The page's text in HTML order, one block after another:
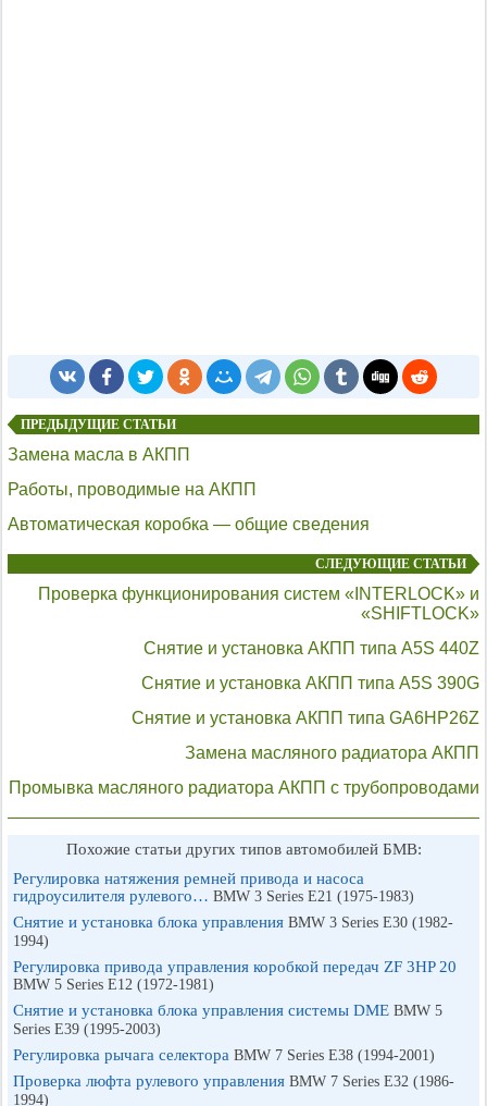
ПРЕДЫДУЩИЕ СТАТЬИ
Замена масла в АКПП
Работы, проводимые на АКПП
Автоматическая коробка — общие сведения
СЛЕДУЮЩИЕ СТАТЬИ
Проверка функционирования систем «INTERLOCK» и
«SHIFTLOCK»
Снятие и установка АКПП типа A5S 440Z
Снятие и установка АКПП типа A5S 390G
Снятие и установка АКПП типа GA6HP26Z
Замена масляного радиатора АКПП
Промывка масляного радиатора АКПП с трубопроводами
Похожие статьи других типов автомобилей БМВ:
Регулировка натяжения ремней привода и насоса
гидроусилителя рулевого… BMW 3 Series E21 (1975-1983)
Снятие и установка блока управления BMW 3 Series E30 (1982-
1994)
Регулировка привода управления коробкой передач ZF 3HP 20
BMW 5 Series E12 (1972-1981)
Снятие и установка блока управления системы DME BMW 5
Series E39 (1995-2003)
Регулировка рычага селектора BMW 7 Series E38 (1994-2001)
Проверка люфта рулевого управления BMW 7 Series E32 (1986-
1994)